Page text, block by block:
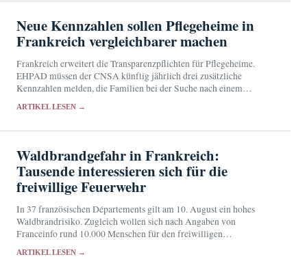
Neue Kennzahlen sollen Pflegeheime in
Frankreich vergleichbarer machen
Frankreich erweitert die Transparenzpflichten für Pflegeheime.
EHPAD müssen der CNSA künftig jährlich drei zusätzliche
Kennzahlen melden, die Familien bei der Suche nach einem
ARTIKEL LESEN →
Waldbrandgefahr in Frankreich:
Tausende interessieren sich für die
freiwillige Feuerwehr
In 37 französischen Départements gilt am 10. August ein hohes
Waldbrandrisiko. Zugleich wollen sich nach Angaben von
Franceinfo rund 10.000 Menschen für den freiwilligen
ARTIKEL LESEN →